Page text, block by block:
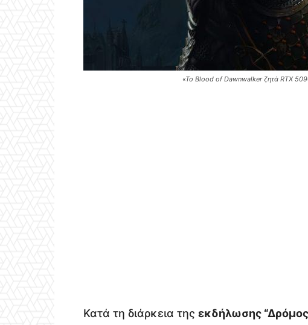
«Το Blood of Dawnwalker ζητά RTX
Κατά τη διάρκεια της εκδήλωσης “Δρόμος